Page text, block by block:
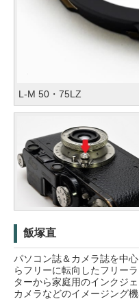
L-M 50・75LZ
飯塚直
パソコン誌＆カメラ誌を中
らフリーに転向したフリー
ターから家庭用のインクジ
カメラなどのイメージング